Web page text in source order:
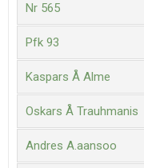
Nr 565
Pfk 93
Kaspars Å Alme
Oskars Å Trauhmanis
Andres A.aansoo